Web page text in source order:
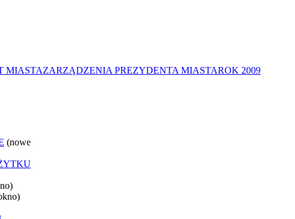
MIASTAZARZĄDZENIA PREZYDENTA MIASTAROK 2009
(nowe